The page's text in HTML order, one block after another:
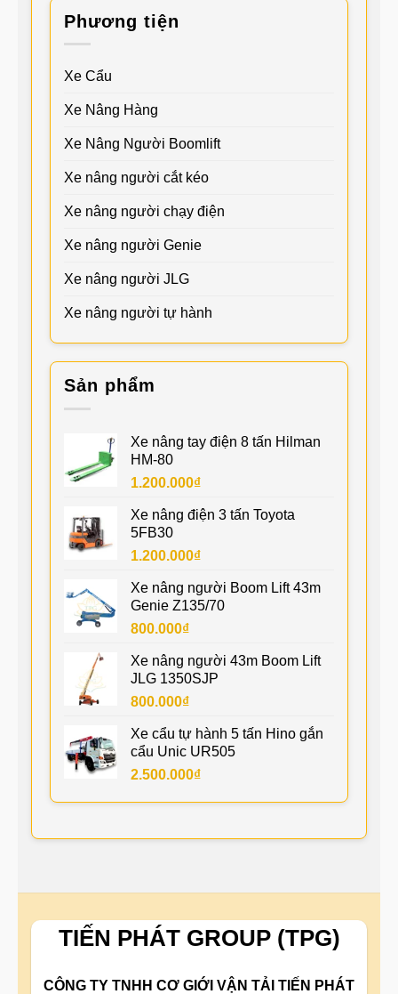
Phương tiện
Xe Cẩu
Xe Nâng Hàng
Xe Nâng Người Boomlift
Xe nâng người cắt kéo
Xe nâng người chạy điện
Xe nâng người Genie
Xe nâng người JLG
Xe nâng người tự hành
Sản phẩm
Xe nâng tay điện 8 tấn Hilman
HM-80
1.200.000₫
Xe nâng điện 3 tấn Toyota
5FB30
1.200.000₫
Xe nâng người Boom Lift 43m
Genie Z135/70
800.000₫
Xe nâng người 43m Boom Lift
JLG 1350SJP
800.000₫
Xe cẩu tự hành 5 tấn Hino gắn
cẩu Unic UR505
2.500.000₫
TIẾN PHÁT GROUP (TPG)
CÔNG TY TNHH CƠ GIỚI VẬN TẢI TIẾN PHÁT